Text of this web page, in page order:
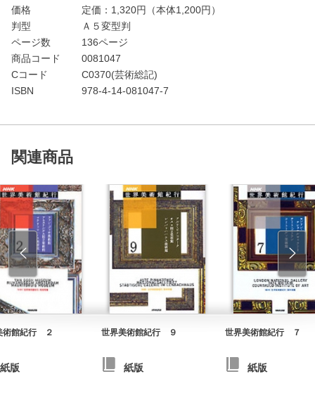
価格
定価： 1,320円（本体1,200円）
判型
Ａ５変型判
ページ数
136ページ
商品コード
0081047
Cコード
C0370(芸術総記)
ISBN
978-4-14-081047-7
関連商品
術館紀行 ２
紙版
世界美術館紀行 ９
紙版
世界美術館紀行 ７
紙版